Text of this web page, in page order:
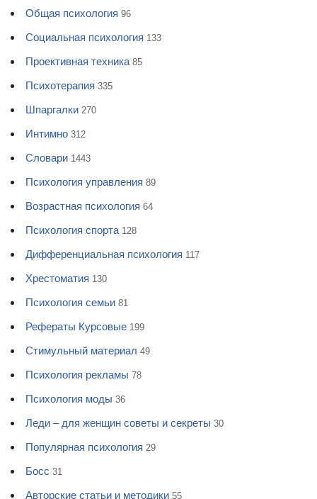
Общая психология 96
Социальная психология 133
Проективная техника 85
Психотерапия 335
Шпаргалки 270
Интимно 312
Словари 1443
Психология управления 89
Возрастная психология 64
Психология спорта 128
Дифференциальная психология 117
Хрестоматия 130
Психология семьи 81
Рефераты Курсовые 199
Стимульный материал 49
Психология рекламы 78
Психология моды 36
Леди – для женщин советы и секреты 30
Популярная психология 29
Босс 31
Авторские статьи и методики 55